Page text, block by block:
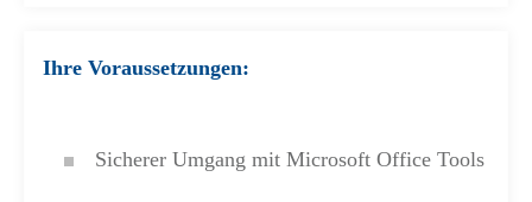
Ihre Voraussetzungen:
Sicherer Umgang mit Microsoft Office Tools